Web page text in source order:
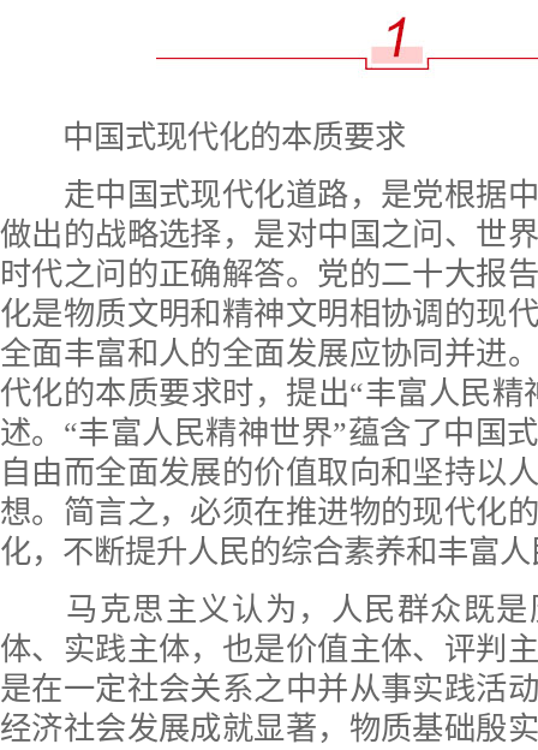
中国式现代化的本质要求
走中国式现代化道路，是党根据中
做出的战略选择，是对中国之问、世
时代之问的正确解答。党的二十大报
化是物质文明和精神文明相协调的现
全面丰富和人的全面发展应协同并进
代化的本质要求时，提出“丰富人民精
述。“丰富人民精神世界”蕴含了中国
自由而全面发展的价值取向和坚持以
想。简言之，必须在推进物的现代化
化，不断提升人民的综合素养和丰富
马克思主义认为，人民群众既是
体、实践主体，也是价值主体、评判
是在一定社会关系之中并从事实践活
经济社会发展成就显著，物质基础殷